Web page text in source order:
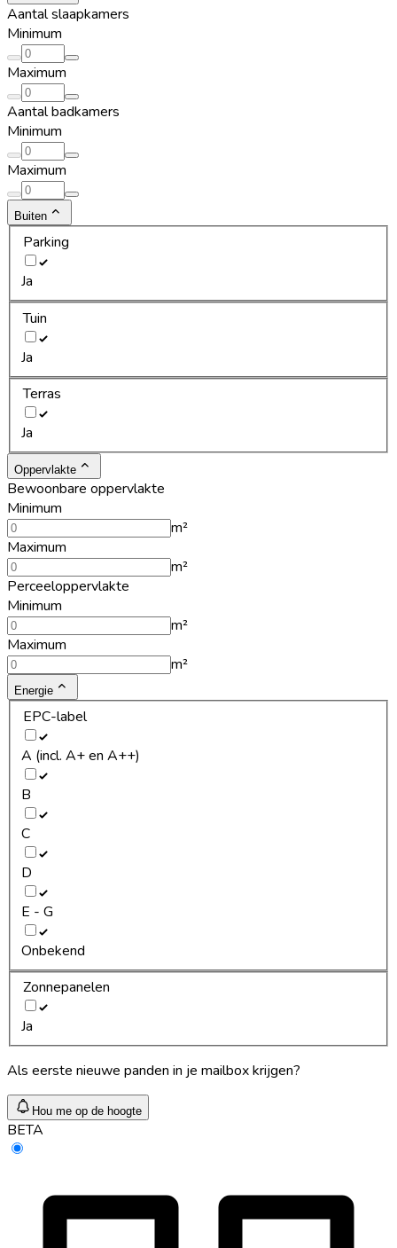
Aantal slaapkamers
Minimum
Maximum
Aantal badkamers
Minimum
Maximum
Buiten
Parking
Ja
Tuin
Ja
Terras
Ja
Oppervlakte
Bewoonbare oppervlakte
Minimum
m²
Maximum
m²
Perceeloppervlakte
Minimum
m²
Maximum
m²
Energie
EPC-label
A (incl. A+ en A++)
B
C
D
E - G
Onbekend
Zonnepanelen
Ja
Als eerste nieuwe panden in je mailbox krijgen?
Hou me op de hoogte
BETA